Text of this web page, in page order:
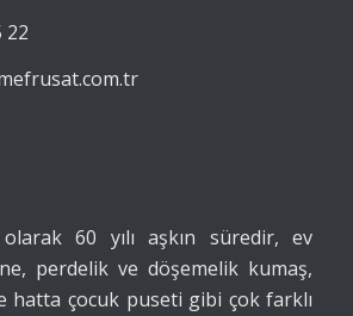
22
olarak 60 yılı aşkın süredir, ev
perdelik ve döşemelik kumaş,
hatta çocuk puseti gibi çok farklı